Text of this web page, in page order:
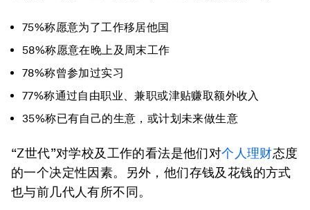
75%称愿意为了工作移居他国
58%称愿意在晚上及周末工作
78%称曾参加过实习
77%称通过自由职业、兼职或津贴赚取额外收入
35%称已有自己的生意，或计划未来做生意
“Z世代”对学校及工作的看法是他们对个人理财态度
的一个决定性因素。另外，他们存钱及花钱的方式
也与前几代人有所不同。